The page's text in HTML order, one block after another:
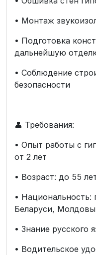
• Монтаж
• Подготовка
дальнейшую
• Соблюдение
безопасности
👤 Требования:
• Опыт работы с
от 2 лет
• Возраст: до 55
• Национальность:
Беларуси,
• Знание русского
• Водительское